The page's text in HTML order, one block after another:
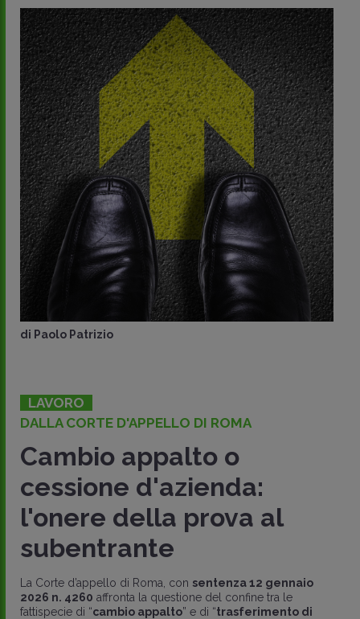
di Paolo Patrizio
LAVORO
DALLA CORTE D'APPELLO DI ROMA
Cambio appalto o
cessione d'azienda:
l'onere della prova al
subentrante
La Corte d’appello di Roma, con sentenza 12 gennaio
2026 n. 4260 affronta la questione del confine tra le
fattispecie di “cambio appalto” e di “trasferimento di